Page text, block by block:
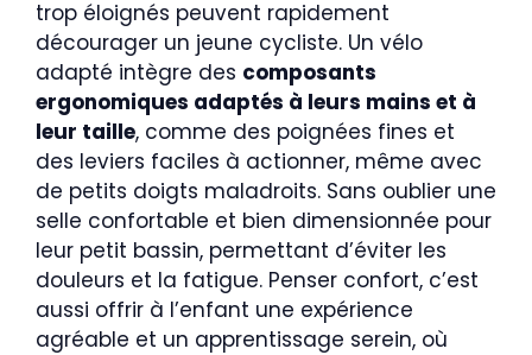
trop éloignés peuvent rapidement
décourager un jeune cycliste. Un vélo
adapté intègre des composants
ergonomiques adaptés à leurs mains et à
leur taille, comme des poignées fines et
des leviers faciles à actionner, même avec
de petits doigts maladroits. Sans oublier une
selle confortable et bien dimensionnée pour
leur petit bassin, permettant d’éviter les
douleurs et la fatigue. Penser confort, c’est
aussi offrir à l’enfant une expérience
agréable et un apprentissage serein, où